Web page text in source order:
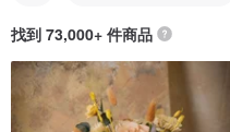
找到 73,000+ 件商品